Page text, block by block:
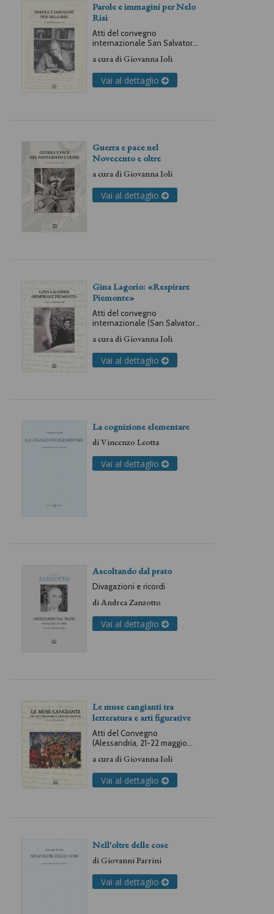
Parole e immagini per Nelo
Risi
Atti del convegno
internazionale San Salvatore
ottobre 2016
a cura diGiovanna Ioli
Vai al dettaglio
Guerra e pace nel
Novecento e oltre
a cura diGiovanna Ioli
Vai al dettaglio
Gina Lagorio: «Respirare
Piemonte»
Atti del convegno
internazionale (San Salvatore
2013)
a cura diGiovanna Ioli
Vai al dettaglio
La cognizione elementare
diVincenzo Leotta
Vai al dettaglio
Ascoltando dal prato
Divagazioni e ricordi
diAndrea Zanzotto
Vai al dettaglio
Le muse cangianti tra
letteratura e arti figurative
Atti del Convegno
(Alessandria, 21-22 maggio
a cura diGiovanna Ioli
Vai al dettaglio
Nell'oltre delle cose
diGiovanni Parrini
Vai al dettaglio